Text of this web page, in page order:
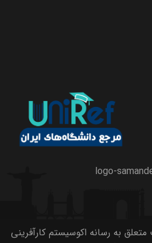
به رسانه اکوسیستم کارآفرینی